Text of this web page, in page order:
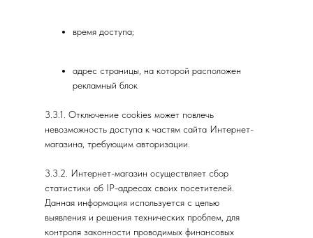
время доступа;
адрес страницы, на которой расположен
рекламный блок
3.3.1. Отключение cookies может повлечь
невозможность доступа к частям сайта Интернет-
магазина, требующим авторизации.
3.3.2. Интернет-магазин осуществляет сбор
статистики об IP-адресах своих посетителей.
Данная информация используется с целью
выявления и решения технических проблем, для
контроля законности проводимых финансовых